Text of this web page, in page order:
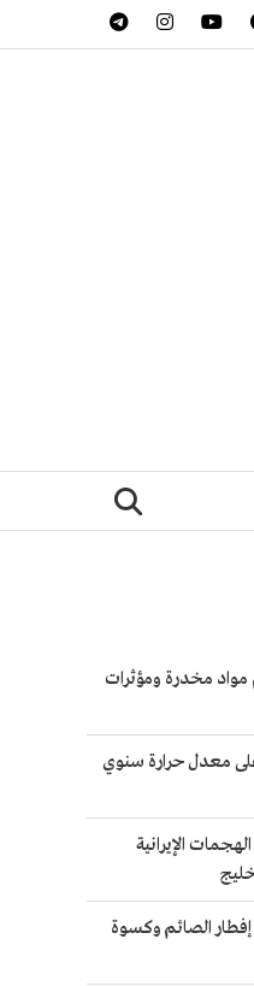
بحوزتهم مواد مخدرة ومؤثرات
معدل حرارة سنوي
الإيرانية
إفطار الصائم وكسوة